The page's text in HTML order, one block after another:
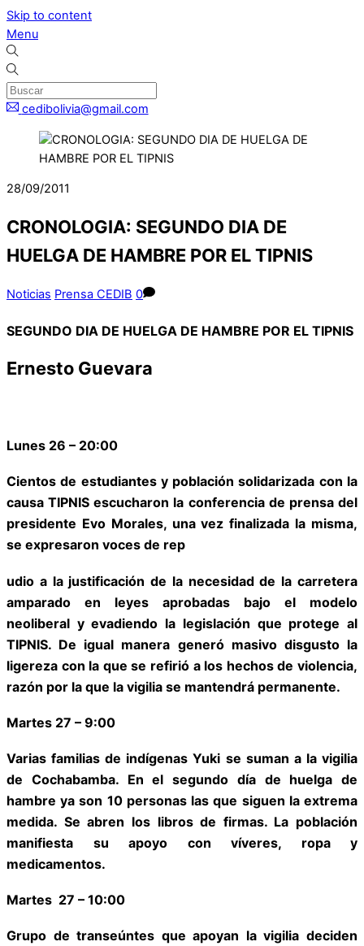
Skip to content
Menu
cedibolivia@gmail.com
28/09/2011
CRONOLOGIA: SEGUNDO DIA DE
HUELGA DE HAMBRE POR EL TIPNIS
Noticias Prensa CEDIB 0
SEGUNDO DIA DE HUELGA DE HAMBRE POR EL TIPNIS
Ernesto Guevara
Lunes 26 – 20:00
Cientos de estudiantes y población solidarizada con la
causa TIPNIS escucharon la conferencia de prensa del
presidente Evo Morales, una vez finalizada la misma,
se expresaron voces de rep
udio a la justificación de la necesidad de la carretera
amparado en leyes aprobadas bajo el modelo
neoliberal y evadiendo la legislación que protege al
TIPNIS. De igual manera generó masivo disgusto la
ligereza con la que se refirió a los hechos de violencia,
razón por la que la vigilia se mantendrá permanente.
Martes 27 – 9:00
Varias familias de indígenas Yuki se suman a la vigilia
de Cochabamba. En el segundo día de huelga de
hambre ya son 10 personas las que siguen la extrema
medida. Se abren los libros de firmas. La población
manifiesta su apoyo con víveres, ropa y
medicamentos.
Martes 27 – 10:00
Grupo de transeúntes que apoyan la vigilia deciden